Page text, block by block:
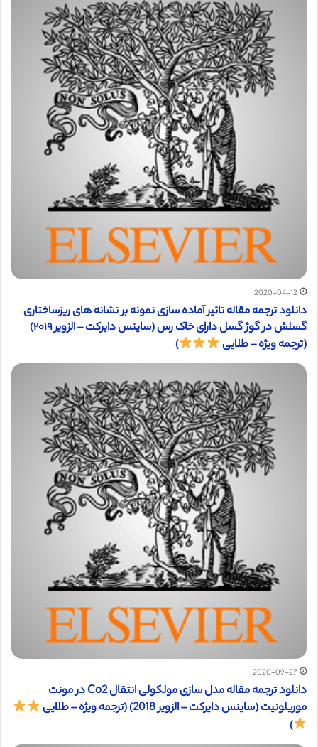
2020-04-12
دانلود ترجمه مقاله تاثیر آماده سازی نمونه بر نشانه های ریزساختاری
گسلش در گوژ گسل دارای خاک رس (ساینس دایرکت – الزویر ۲۰۱۹)
(ترجمه ویژه – طلایی
)
2020-09-27
دانلود ترجمه مقاله مدل سازی مولکولی انتقال Co2 در مونت
موریلونیت (ساینس دایرکت – الزویر 2018) (ترجمه ویژه – طلایی
)